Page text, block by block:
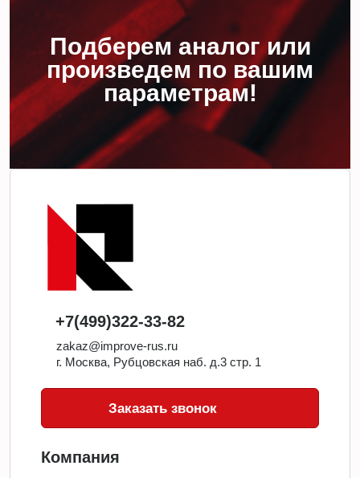
Подберем аналог или
произведем по вашим
параметрам!
+7(499)322-33-82
zakaz@improve-rus.ru
г. Москва, Рубцовская наб. д.3 стр. 1
Заказать звонок
Компания